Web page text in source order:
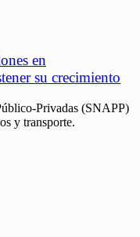
en
su crecimiento
Privadas (SNAPP)
y transporte.